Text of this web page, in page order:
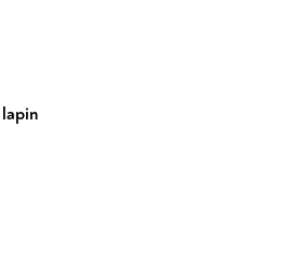
lapin